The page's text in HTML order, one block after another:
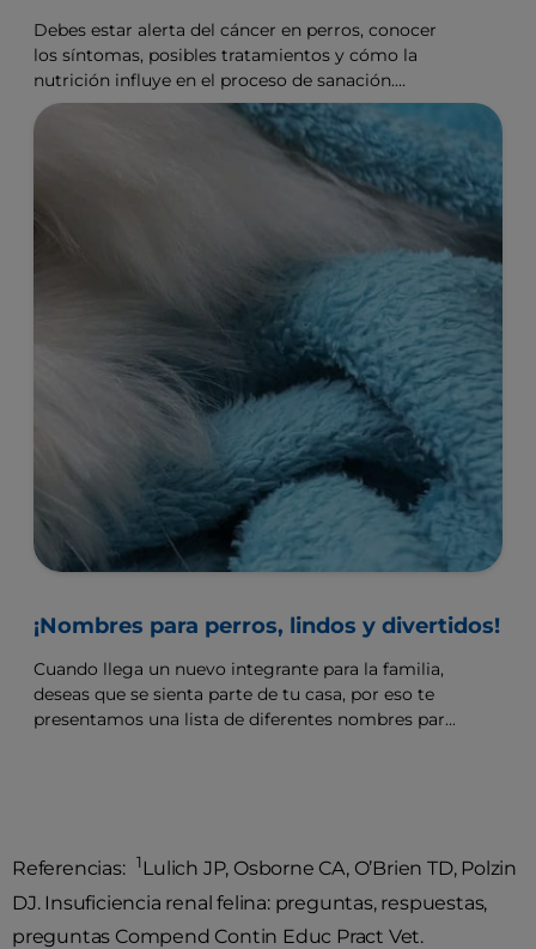
Debes estar alerta del cáncer en perros, conocer
los síntomas, posibles tratamientos y cómo la
nutrición influye en el proceso de sanación.
¡Entérate aquí!
¡Nombres para perros, lindos y divertidos!
Cuando llega un nuevo integrante para la familia,
deseas que se sienta parte de tu casa, por eso te
presentamos una lista de diferentes nombres para
Referencias: 1Lulich JP, Osborne CA, O’Brien TD, Polzin
DJ. Insuficiencia renal felina: preguntas, respuestas,
preguntas Compend Contin Educ Pract Vet.